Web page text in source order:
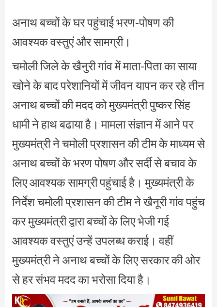
अनाथ बच्चों के घर पहुंचाई भरण-पोषण की
आवश्यक वस्तुएं और सामग्री।
चमोली जिले के खैनुरी गांव में माता-पिता का साया
खोने के बाद परेशानियों में जीवन यापन कर रहे तीन
अनाथ बच्चों की मदद को मुख्यमंत्री पुष्कर सिंह
धामी ने हाथ बढाया है। मामला संज्ञान में आने पर
मुख्यमंत्री ने चमोली प्रशासन की टीम के माध्यम से
अनाथ बच्चों के भरण पोषण और सर्दी से बचाव के
लिए आवश्यक सामग्री पहुंचाई है। मुख्यमंत्री के
निर्देश चमोली प्रशासन की टीम ने खैनूरी गांव पहुंच
कर मुख्यमंत्री द्वारा बच्चों के लिए भेजी गई
आवश्यक वस्तुएं उन्हें उपलब्ध कराई। वहीं
मुख्यमंत्री ने अनाथ बच्चों के लिए सरकार की ओर
से हर संभव मदद का भरोसा दिया है।